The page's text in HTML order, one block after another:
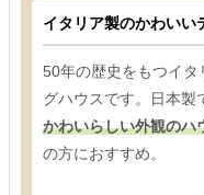
イタリア製のかわいい
50年の歴史をもつイタ
グハウスです。日本製
かわいらしい外観のハ
の方におすすめ。